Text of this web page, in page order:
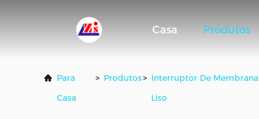
Casa Produtos
Para
Casa
> Produtos> Interruptor De Membrana
Liso